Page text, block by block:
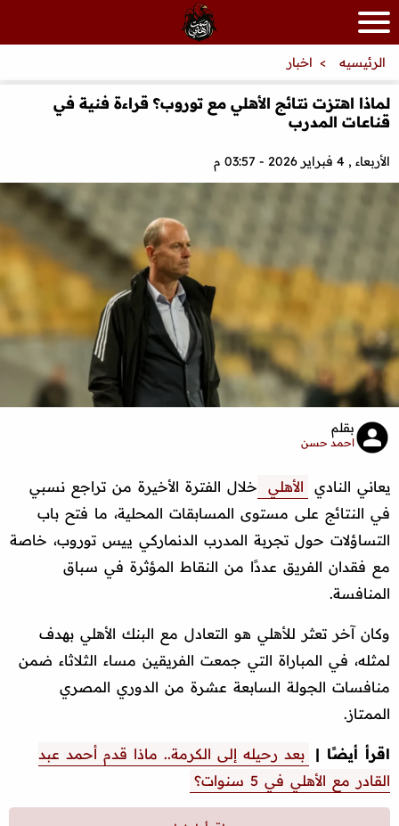
الرئيسيه اخبار
لماذا اهتزت نتائج الأهلي مع توروب؟ قراءة فنية في
قناعات المدرب
الأربعاء , 4 فبراير 2026 - 03:57 م
بقلم
احمد حسن
يعاني النادي الأهلي
خلال الفترة الأخيرة من تراجع نسبي
في النتائج على مستوى المسابقات المحلية، ما فتح باب
التساؤلات حول تجربة المدرب الدنماركي ييس توروب، خاصة
مع فقدان الفريق عددًا من النقاط المؤثرة في سباق
المنافسة.
وكان آخر تعثر للأهلي هو التعادل مع البنك الأهلي بهدف
لمثله، في المباراة التي جمعت الفريقين مساء الثلاثاء ضمن
منافسات الجولة السابعة عشرة من الدوري المصري
الممتاز.
اقرأ أيضًا |
بعد رحيله إلى الكرمة.. ماذا قدم أحمد عبد
القادر مع الأهلي في 5 سنوات؟